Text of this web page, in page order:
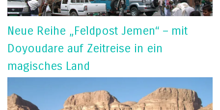
Neue Reihe „Feldpost Jemen“ – mit
Doyoudare auf Zeitreise in ein
magisches Land